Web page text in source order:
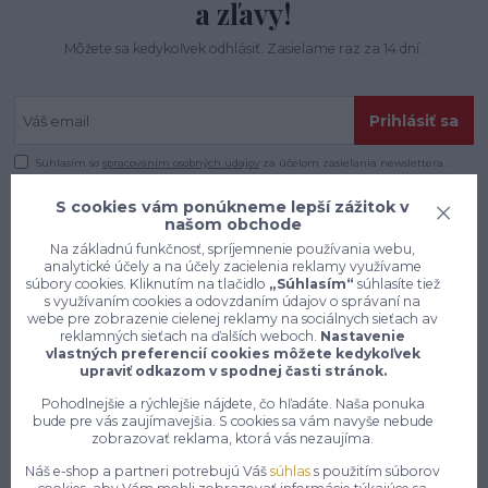
a zľavy!
Môžete sa kedykoľvek odhlásiť. Zasielame raz za 14 dní.
Prihlásiť sa
Súhlasím sospracovaním osobných údajov za účelom zasielania newslettera.
Konečne e-shop, kde nemusíte
S cookies vám ponúkneme lepší zážitok v
našom obchode
Na základnú funkčnosť, spríjemnenie používania webu,
analytické účely a na účely zacielenia reklamy využívame
súbory cookies. Kliknutím na tlačidlo „Súhlasím“ súhlasíte tiež
s využívaním cookies a odovzdaním údajov o správaní na
webe pre zobrazenie cielenej reklamy na sociálnych sieťach av
reklamných sieťach na ďalších weboch. Nastavenie
vlastných preferencií cookies môžete kedykoľvek
upraviť odkazom v spodnej časti stránok.
Pohodlnejšie a rýchlejšie nájdete, čo hľadáte. Naša ponuka
bude pre vás zaujímavejšia. S cookies sa vám navyše nebude
zobrazovať reklama, ktorá vás nezaujíma.
Náš e-shop a partneri potrebujú Vášsúhlas s použitím súborov